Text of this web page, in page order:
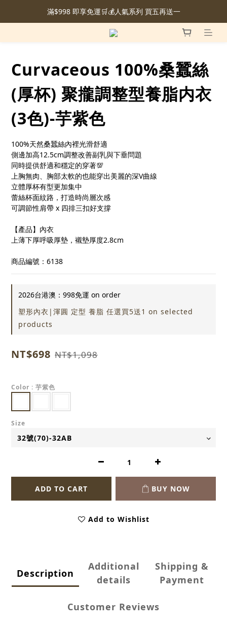
滿$998 即享免運🛒💰人氣系列 買五再送一
Curvaceous 100%桑蠶絲
(厚杯) 聚攏調整型養脂内衣
(3色)-芋紫色
100%天然桑蠶絲內裡光滑舒適
側邊加高12.5cm調整改善副乳與下垂問題
同時提供舒適和穩定的穿著💯
上胸無肉、胸部太軟的也能穿出美麗的深V曲線
立體厚杯有型更加集中
蕾絲杯面紋路，打造時尚層次感
可調節性肩帶 x 四排三扣好支撐
【產品】內衣
上薄下厚呼吸厚墊，襯墊厚度2.8cm
商品編號：6138
2026台港澳：998免運 on order
塑形內衣|渾圓 定型 養脂 任選買5送1 on selected
products
NT$698 NT$1,098
Color : 芋紫色
Size
ADD TO CART BUY NOW
Add to Wishlist
Description
Additional
details
Shipping &
Payment
Customer Reviews